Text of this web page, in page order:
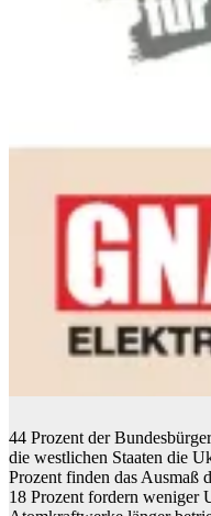
44 Prozent der
die westlichen Staaten die
Prozent finden das Ausmaß
18 Prozent fordern weniger